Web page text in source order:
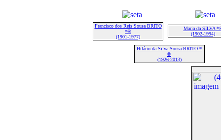
Francisco dos Reis Sousa BRITO
*®
(1901-1977)
Maria da SILVA
(1902-1994)
Hilário da Silva Sousa BRITO *
®
(1926-2013)